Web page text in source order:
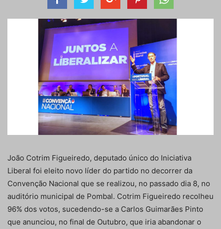
João Cotrim Figueiredo, deputado único do Iniciativa
Liberal foi eleito novo líder do partido no decorrer da
Convenção Nacional que se realizou, no passado dia 8, no
auditório municipal de Pombal. Cotrim Figueiredo recolheu
96% dos votos, sucedendo-se a Carlos Guimarães Pinto
que anunciou, no final de Outubro, que iria abandonar o